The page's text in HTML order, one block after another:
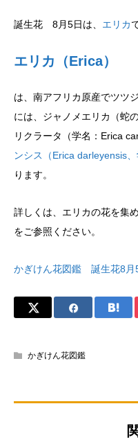
誕生花 8月5日は、 エリカ
エリカ（Erica）
は、南アフリカ原産でツツ
には、ジャノメエリカ（蛇
リクラータ（学名：Erica
ンシス（Erica darleyensis
ります。
詳しくは、エリカの花を集
をご参照ください。
かぎけん花図鑑 誕生花8月
かぎけん花図鑑